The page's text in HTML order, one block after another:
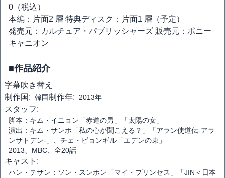
0（税込）
本編：片面2 層 特典ディスク：片面1 層（予定）
発売元：カルチュア・パブリッシャーズ 販売元：ポニー
キャニオン
■作品紹介
字幕吹き替え
制作国: 韓国制作年: 2013年
スタッフ:
脚本：キム・イニョン「赤道の男」「太陽の女」
演出：キム・サンホ「私の心が聞こえる？」「アラン使道伝-アラ
ンサトデン-」、チェ・ビョンギル「エデンの東」
2013、MBC、全20話
キャスト:
ハン・テサン：ソン・スンホン「マイ・プリンセス」「JIN＜日本